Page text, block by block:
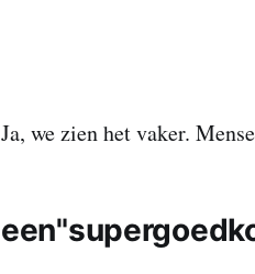
Ja, we zien het vaker.